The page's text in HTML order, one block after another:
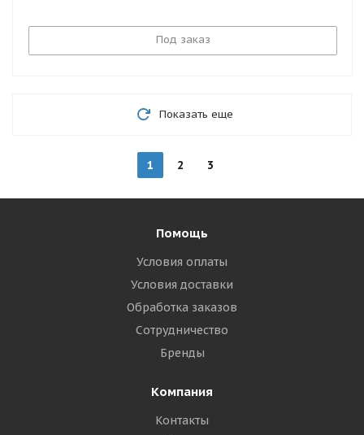
Под заказ
Показать еще
1 2 3
Помощь
Условия оплаты
Условия доставки
Обработка заказов
Сотрудничество
Бренды
Компания
Контакты